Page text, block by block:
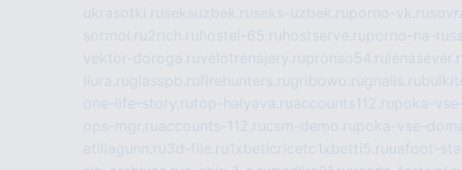
ukrasotki.ruseksuzbek.ruseks-uzbek.ruporno-vk.ru
sormol.ru2rich.ru hostel-65.ru hostserve.ruporno-na-
vektor-doroga.ruvelotrenajery.rupronso54.ru
liura.ruglasspb.rufirehunters.rugribowo.rugnalis.ru
one-life-story.rutop-halyava.ruaccounts112.rupoka-
ops-mgr.ruaccounts-112.rucsm-demo.rupoka-vse-
atillagunn.ru3d-file.ru1xbeticricetc1xbetti5.ruuafoot-